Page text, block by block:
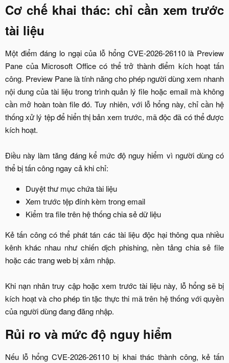
Cơ chế khai thác: chỉ cần xem trước
tài liệu​
Một điểm đáng lo ngại của lỗ hổng CVE-2026-26110 là Preview
Pane của Microsoft Office có thể trở thành điểm kích hoạt tấn
công. Preview Pane là tính năng cho phép người dùng xem nhanh
nội dung của tài liệu trong trình quản lý file hoặc email mà không
cần mở hoàn toàn file đó. Tuy nhiên, với lỗ hổng này, chỉ cần hệ
thống xử lý tệp để hiển thị bản xem trước, mã độc đã có thể được
kích hoạt.
Điều này làm tăng đáng kể mức độ nguy hiểm vì người dùng có
thể bị tấn công ngay cả khi chỉ:​
Duyệt thư mục chứa tài liệu​
Xem trước tệp đính kèm trong email​
Kiểm tra file trên hệ thống chia sẻ dữ liệu​
Kẻ tấn công có thể phát tán các tài liệu độc hại thông qua nhiều
kênh khác nhau như chiến dịch phishing, nền tảng chia sẻ file
hoặc các trang web bị xâm nhập.
Khi nạn nhân truy cập hoặc xem trước tài liệu này, lỗ hổng sẽ bị
kích hoạt và cho phép tin tặc thực thi mã trên hệ thống với quyền
của người dùng đang đăng nhập.​
Rủi ro và mức độ nguy hiểm​
Nếu lỗ hổng CVE-2026-26110 bị khai thác thành công, kẻ tấn